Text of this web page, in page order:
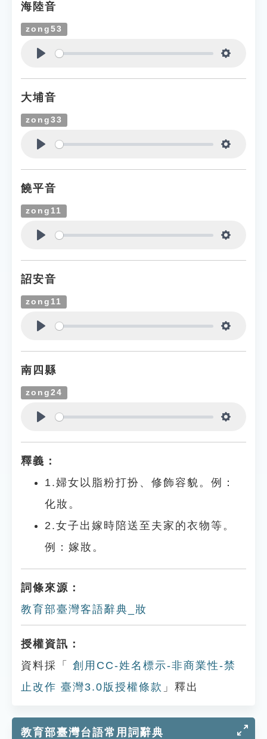
海陸音
zong53
大埔音
zong33
饒平音
zong11
詔安音
zong11
南四縣
zong24
釋義：
1.婦女以脂粉打扮、修飾容貌。例：
化妝。
2.女子出嫁時陪送至夫家的衣物等。
例：嫁妝。
詞條來源：
教育部臺灣客語辭典_妝
授權資訊：
資料採「
創用CC-姓名標示-非商業性-禁
止改作 臺灣3.0版授權條款 」釋出
教育部臺灣台語常用詞辭典